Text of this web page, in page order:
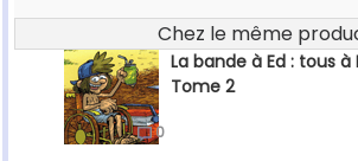
Chez le même
La bande à Ed : tous à
Tome 2
0